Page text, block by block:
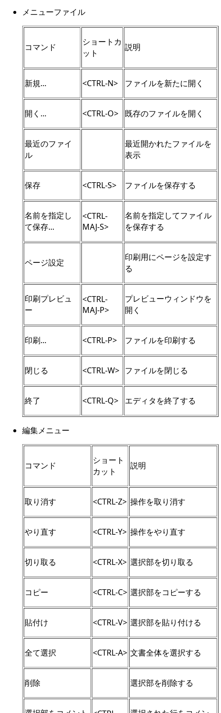
メニューファイル
コマンド
ショートカ
ット
説明
新規... <CTRL-N> ファイルを新たに開く
開く... <CTRL-O> 既存のファイルを開く
最近のファイ
ル
最近開かれたファイルを
表示
保存 <CTRL-S> ファイルを保存する
名前を指定し
て保存...
<CTRL-
MAJ-S>
名前を指定してファイル
を保存する
ページ設定
印刷用にページを設定す
る
印刷プレビュ
ー
<CTRL-
MAJ-P>
プレビューウィンドウを
開く
印刷... <CTRL-P> ファイルを印刷する
閉じる <CTRL-W> ファイルを閉じる
終了 <CTRL-Q> エディタを終了する
編集メニュー
コマンド
ショート
カット
説明
取り消す <CTRL-Z> 操作を取り消す
やり直す <CTRL-Y> 操作をやり直す
切り取る <CTRL-X> 選択部を切り取る
コピー <CTRL-C> 選択部をコピーする
貼付け <CTRL-V> 選択部を貼り付ける
全て選択 <CTRL-A> 文書全体を選択する
削除 選択部を削除する